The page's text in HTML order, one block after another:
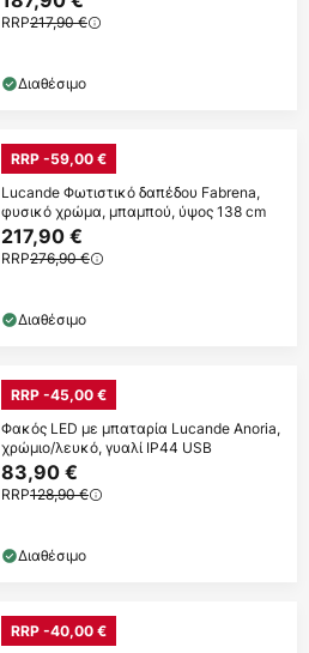
RRP217,90 €
Διαθέσιμο
RRP -59,00 €
Lucande Φωτιστικό δαπέδου Fabrena,
φυσικό χρώμα, μπαμπού, ύψος 138 cm
217,90 €
RRP276,90 €
Διαθέσιμο
RRP -45,00 €
Φακός LED με μπαταρία Lucande Anoria,
χρώμιο/λευκό, γυαλί IP44 USB
83,90 €
RRP128,90 €
Διαθέσιμο
RRP -40,00 €